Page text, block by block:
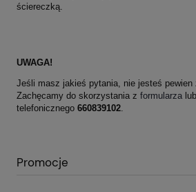
ściereczką.
UWAGA!
Jeśli masz jakieś pytania, nie jesteś pewien
Zachęcamy do skorzystania z formularza
telefonicznego 660839102
Promocje